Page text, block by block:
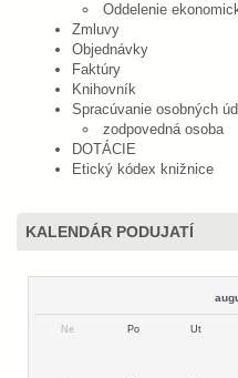
Oddelenie
Zmluvy
Objednávky
Faktúry
Knihovník
Spracúvanie osobných
zodpovedná osoba
DOTÁCIE
Etický kódex knižnice
KALENDÁR PODUJATÍ
Ne Po Ut